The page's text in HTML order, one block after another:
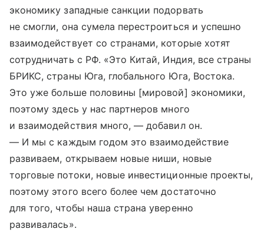
экономику западные санкции подорвать
не смогли, она сумела перестроиться и успешно
взаимодействует со странами, которые хотят
сотрудничать с РФ. «Это Китай, Индия, все страны
БРИКС, страны Юга, глобального Юга, Востока.
Это уже больше половины [мировой] экономики,
поэтому здесь у нас партнеров много
и взаимодействия много, — добавил он.
— И мы с каждым годом это взаимодействие
развиваем, открываем новые ниши, новые
торговые потоки, новые инвестиционные проекты,
поэтому этого всего более чем достаточно
для того, чтобы наша страна уверенно
развивалась».